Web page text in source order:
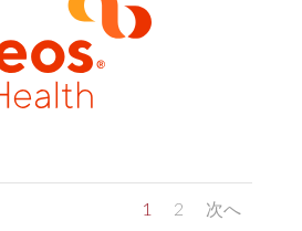
1 2 次へ